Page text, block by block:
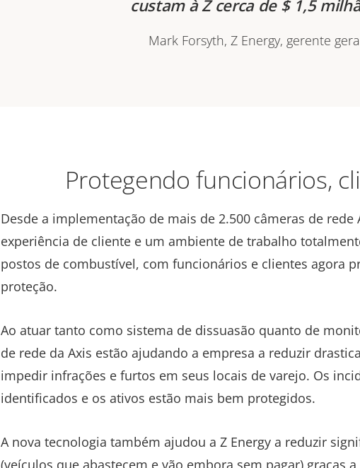
custam à Z cerca de $ 1,5
Mark Forsyth, Z Energy, gerente
Protegendo funcionários,
Desde a implementação de mais de 2.500 câmeras de rede
experiência de cliente e um ambiente de trabalho
postos de combustível, com funcionários e clientes agora
proteção.
Ao atuar tanto como sistema de dissuasão quanto de
de rede da Axis estão ajudando a empresa a reduzir
impedir infrações e furtos em seus locais de varejo. Os
identificados e os ativos estão mais bem protegidos.
A nova tecnologia também ajudou a Z Energy a reduzir
(veículos que abastecem e vão embora sem pagar) graças